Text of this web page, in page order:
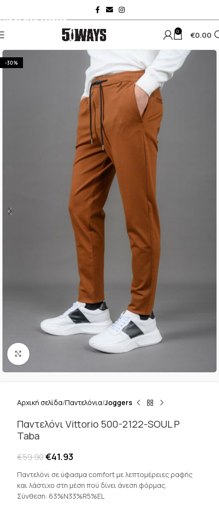
Skip to main content
0 €0.00
-30%
Κλικ για μεγέθυνση
Αρχική σελίδα Παντελόνια Joggers
Παντελόνι Vittorio 500-2122-SOUL P
Taba
€59.90€41.93
Παντελόνι σε ύφασμα comfort με λεπτομέρειες ραφής
και λάστιχο στη μέση πού δίνει άνεση φόρμας.
Σύνθεση: 63%N33%R5%EL